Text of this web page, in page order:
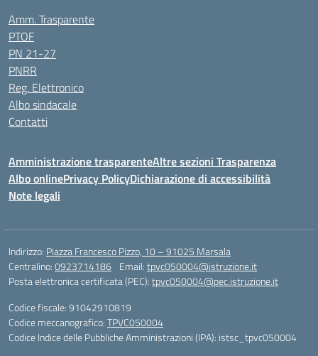
Amm. Trasparente
PTOF
PN 21-27
PNRR
Reg. Elettronico
Albo sindacale
Contatti
Amministrazione trasparenteAltre sezioni Trasparenza
Albo onlinePrivacy PolicyDichiarazione di accessibilità
Note legali
Indirizzo: Piazza Francesco Pizzo, 10 – 91025 Marsala
Centralino:0923714186 Email:tpvc050004@istruzione.it
Posta elettronica certificata (PEC):tpvc050004@pec.istruzione.it
Codice fiscale: 91042910819
Codice meccanografico:TPVC050004
Codice Indice delle Pubbliche Amministrazioni (IPA): istsc_tpvc050004